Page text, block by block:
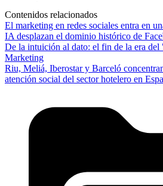
Contenidos relacionados
El marketing en redes sociales entra en
IA desplazan el dominio histórico de
De la intuición al dato: el fin de la era
Marketing
Riu, Meliá, Iberostar y Barceló
atención social del sector hotelero en